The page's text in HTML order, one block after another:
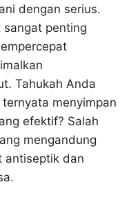
dengan serius.
penting
Tahukah Anda
menyimpan
efektif? Salah
mengandung
antiseptik dan